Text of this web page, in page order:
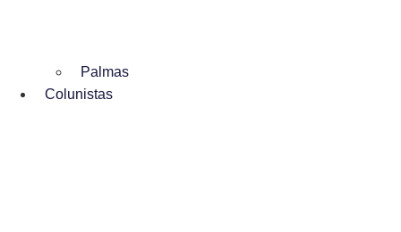
Palmas
Colunistas